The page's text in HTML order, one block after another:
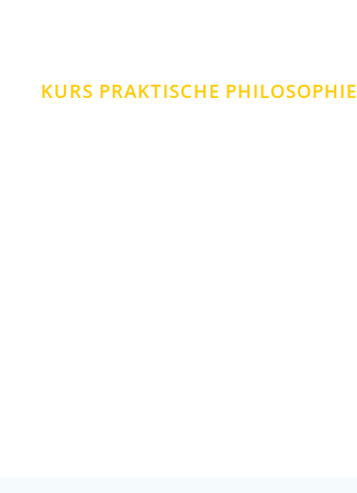
KURS PRAKTISCHE PHILOSOPHIE